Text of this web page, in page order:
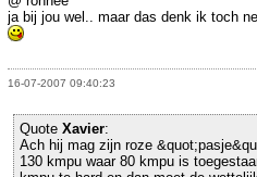
ja bij jou wel.. maar das denk ik toch
16-07-2007 09:40:23
Quote Xavier:
Ach hij mag zijn roze
130 kmpu waar 80 kmpu is